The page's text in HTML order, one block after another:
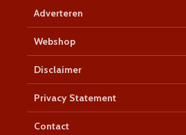
Adverteren
Webshop
Disclaimer
Privacy Statement
Contact